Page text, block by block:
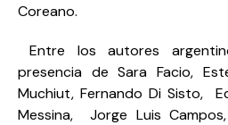
Coreano.
Entre los autores
presencia de Sara Facio,
Muchiut, Fernando Di Sisto,
Messina, Jorge Luis